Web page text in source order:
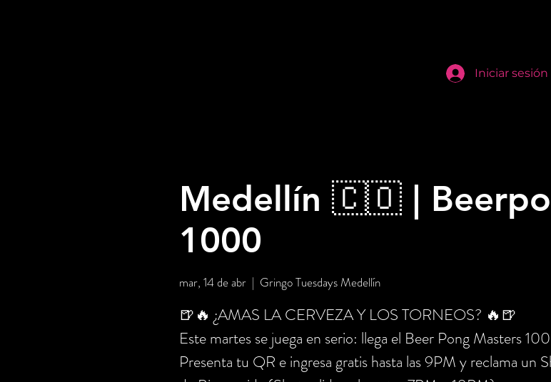
Iniciar sesión
Medellín 🇨🇴 |
1000
mar, 14 de abr
  |
Gringo Tuesdays Medellín
🍺🔥 ¿AMAS LA CERVEZA Y LOS TORNEOS? 🔥🍺
Este martes se juega en serio: llega el Beer Pong Masters
Presenta tu QR e ingresa gratis hasta las 9PM y reclama un